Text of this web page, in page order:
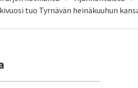
tuo Tyrnävän heinäkuuhun